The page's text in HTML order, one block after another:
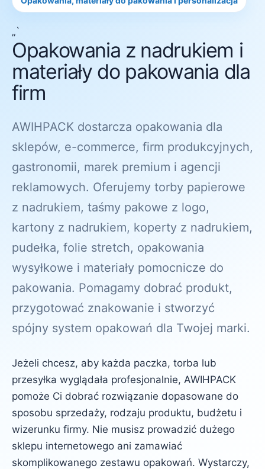
„`
Opakowania z nadrukiem i
materiały do pakowania dla
firm
AWIHPACK dostarcza opakowania dla
sklepów, e-commerce, firm produkcyjnych,
gastronomii, marek premium i agencji
reklamowych. Oferujemy torby papierowe
z nadrukiem, taśmy pakowe z logo,
kartony z nadrukiem, koperty z nadrukiem,
pudełka, folie stretch, opakowania
wysyłkowe i materiały pomocnicze do
pakowania. Pomagamy dobrać produkt,
przygotować znakowanie i stworzyć
spójny system opakowań dla Twojej marki.
Jeżeli chcesz, aby każda paczka, torba lub
przesyłka wyglądała profesjonalnie, AWIHPACK
pomoże Ci dobrać rozwiązanie dopasowane do
sposobu sprzedaży, rodzaju produktu, budżetu i
wizerunku firmy. Nie musisz prowadzić dużego
sklepu internetowego ani zamawiać
skomplikowanego zestawu opakowań. Wystarczy,